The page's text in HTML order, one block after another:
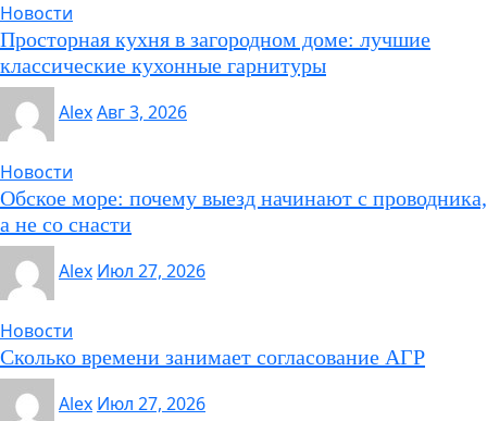
Новости
Просторная кухня в загородном доме: лучшие
классические кухонные гарнитуры
AlexАвг 3, 2026
Новости
Обское море: почему выезд начинают с проводника,
а не со снасти
Alex Июл 27, 2026
Новости
Сколько времени занимает согласование АГР
Alex Июл 27, 2026